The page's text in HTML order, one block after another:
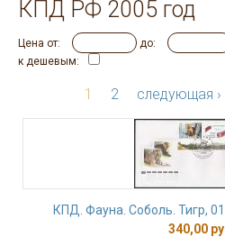
КПД РФ 2005 год
Цена от: до:
к дешевым:
1 2 следующая ›
КПД. Фауна. Соболь. Тигр,
340,00